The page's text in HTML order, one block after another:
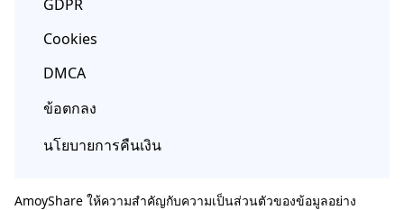
GDPR
Cookies
DMCA
ข้อตกลง
นโยบายการคืนเงิน
AmoyShare ให้ความสำคัญกับความเป็นส่วนตัวของข้อมูลอย่าง